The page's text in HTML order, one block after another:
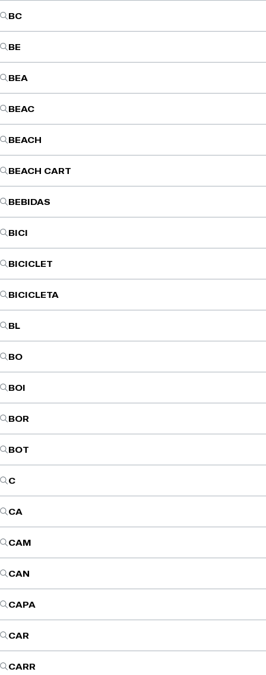
BC
BE
BEA
BEAC
BEACH
BEACH CART
BEBIDAS
BICI
BICICLET
BICICLETA
BL
BO
BOI
BOR
BOT
C
CA
CAM
CAN
CAPA
CAR
CARR